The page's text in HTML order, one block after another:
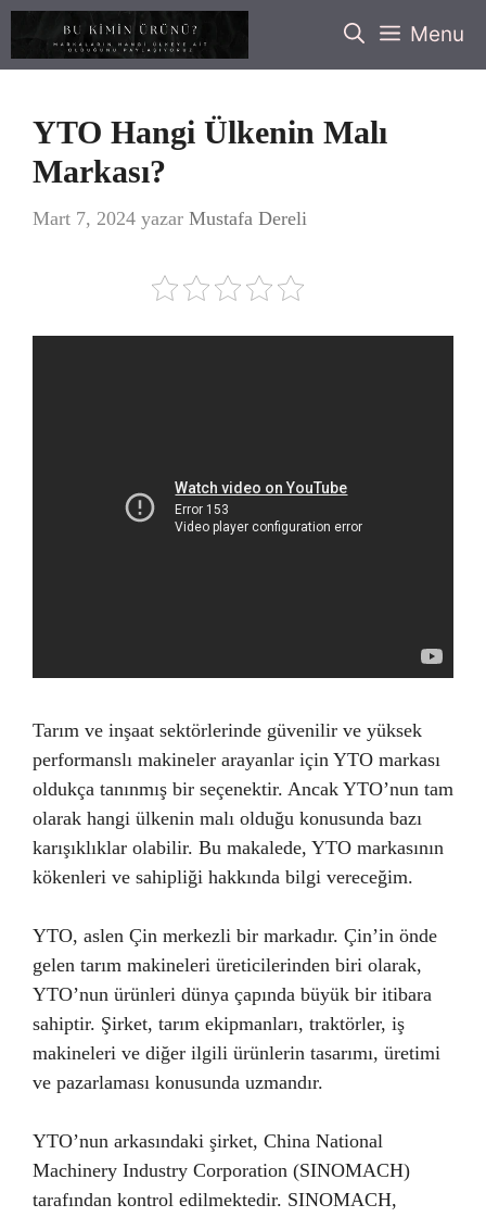
İçeriğe
Menu
YTO Hangi Ülkenin Malı
Markası?
Mart 7, 2024 yazar Mustafa Dereli
Tarım ve inşaat sektörlerinde güvenilir ve yüksek
performanslı makineler arayanlar için YTO markası
oldukça tanınmış bir seçenektir. Ancak YTO’nun tam
olarak hangi ülkenin malı olduğu konusunda bazı
karışıklıklar olabilir. Bu makalede, YTO markasının
kökenleri ve sahipliği hakkında bilgi vereceğim.
YTO, aslen Çin merkezli bir markadır. Çin’in önde
gelen tarım makineleri üreticilerinden biri olarak,
YTO’nun ürünleri dünya çapında büyük bir itibara
sahiptir. Şirket, tarım ekipmanları, traktörler, iş
makineleri ve diğer ilgili ürünlerin tasarımı, üretimi
ve pazarlaması konusunda uzmandır.
YTO’nun arkasındaki şirket, China National
Machinery Industry Corporation (SINOMACH)
tarafından kontrol edilmektedir. SINOMACH,